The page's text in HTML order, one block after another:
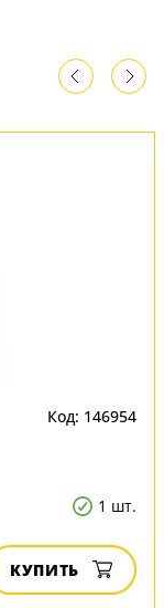
Код: 146954
1 шт.
КУПИТЬ